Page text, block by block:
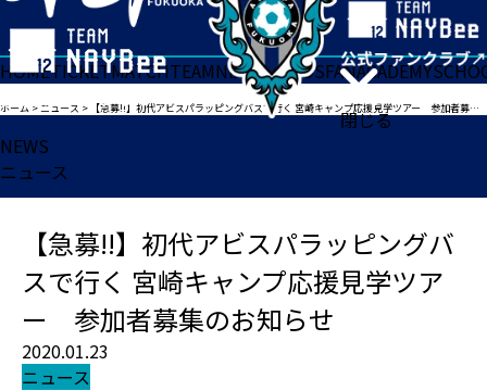
閉じる
HOMETICKETMATCHTEAMNEWSGOODSFANACADEMY
ホーム >ニュース > 【急募!!】初代アビスパラッピングバスで行く 宮崎キャンプ応援見学ツアー 参加者募集のお知らせ
NEWS
ニュース
【急募!!】初代アビスパラッピングバ
スで行く 宮崎キャンプ応援見学ツア
ー 参加者募集のお知らせ
2020.01.23
ニュース